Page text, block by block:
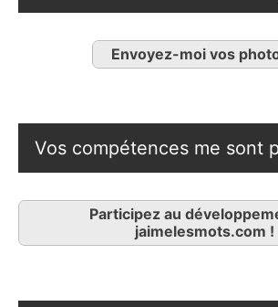
Envoyez-moi vos
Vos compétences me sont
Participez au
jaimelesmots.com !